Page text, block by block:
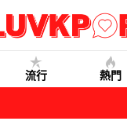
流行 熱門